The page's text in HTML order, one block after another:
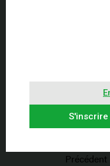
S'inscrire
Précédent